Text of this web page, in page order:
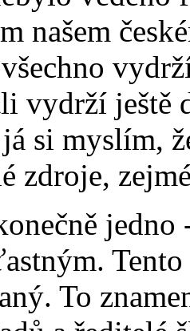
našem
vydrží ještě
si myslím,
zdroje,
To